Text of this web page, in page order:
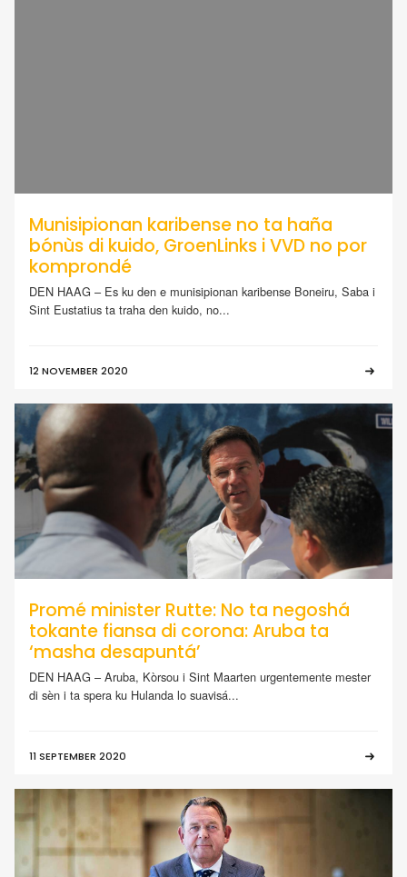
Munisipionan karibense no ta haña
bónùs di kuido, GroenLinks i VVD no por
komprondé
DEN HAAG – Es ku den e munisipionan karibense Boneiru, Saba i
Sint Eustatius ta traha den kuido, no...
12 NOVEMBER 2020
Promé minister Rutte: No ta negoshá
tokante fiansa di corona: Aruba ta
‘masha desapuntá’
DEN HAAG – Aruba, Kòrsou i Sint Maarten urgentemente mester
di sèn i ta spera ku Hulanda lo suavisá...
11 SEPTEMBER 2020